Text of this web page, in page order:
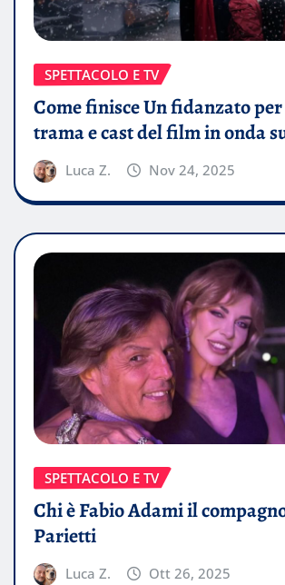
SPETTACOLO E TV
Come finisce Un fidanzato
trama e cast del film in onda
Luca Z. Nov 24, 2025
SPETTACOLO E TV
Chi è Fabio Adami il
Parietti
Luca Z. Ott 26, 2025